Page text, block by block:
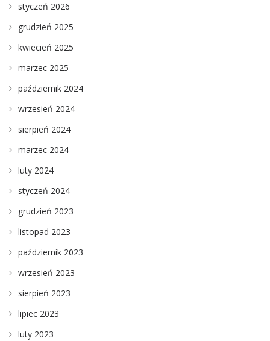
styczeń 2026
grudzień 2025
kwiecień 2025
marzec 2025
październik 2024
wrzesień 2024
sierpień 2024
marzec 2024
luty 2024
styczeń 2024
grudzień 2023
listopad 2023
październik 2023
wrzesień 2023
sierpień 2023
lipiec 2023
luty 2023